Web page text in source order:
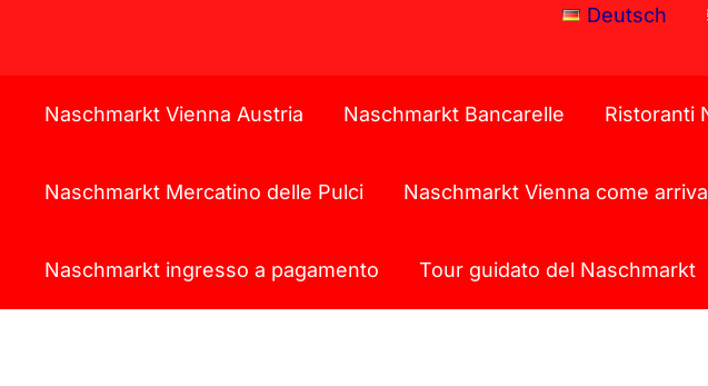
Deutsch
Naschmarkt Vienna Austria Naschmarkt Bancarelle Ristoranti
Naschmarkt Mercatino delle Pulci Naschmarkt Vienna come
Naschmarkt ingresso a pagamento Tour guidato del Naschmarkt